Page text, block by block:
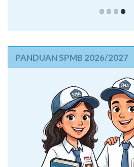
PANDUAN SPMB 2026/2027